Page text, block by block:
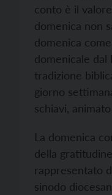
conto è il
domenica non
domenica
domenicale
tradizione
giorno
schiavi,
La domenica
della
rappresentato
sinodo